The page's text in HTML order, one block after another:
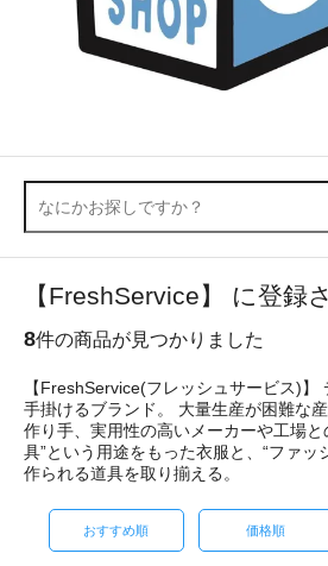
【FreshService】 に登録
8件の商品が見つかりました
【FreshService(フレッシュサービス)
手掛けるブランド。 大量生産が困難な
作り手、実用性の高いメーカーや工場と
具”という用途をもった衣服と、“ファッ
作られる道具を取り揃える。
おすすめ順 価格順